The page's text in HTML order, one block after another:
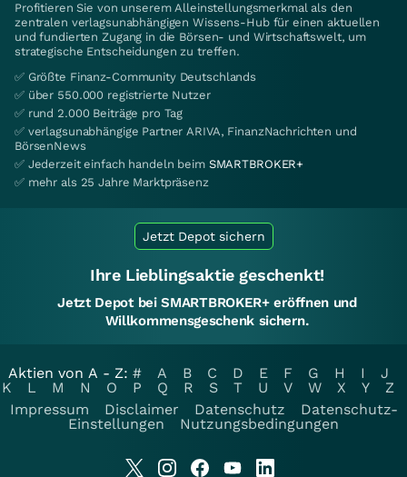
Profitieren Sie von unserem Alleinstellungsmerkmal als den
zentralen verlagsunabhängigen Wissens-Hub für einen aktuellen
und fundierten Zugang in die Börsen- und Wirtschaftswelt, um
strategische Entscheidungen zu treffen.
✅ Größte Finanz-Community Deutschlands
✅ über 550.000 registrierte Nutzer
✅ rund 2.000 Beiträge pro Tag
✅ verlagsunabhängige Partner ARIVA, FinanzNachrichten und
BörsenNews
✅ Jederzeit einfach handeln beim SMARTBROKER+
✅ mehr als 25 Jahre Marktpräsenz
Jetzt Depot sichern
Ihre Lieblingsaktie geschenkt!
Jetzt Depot bei SMARTBROKER+ eröffnen und
Willkommensgeschenk sichern.
Aktien von A - Z: # A B C D E F G H I
J
K
L M N O P Q R S T U V W X Y
Z
Impressum
Disclaimer Datenschutz
Datenschutz-
Einstellungen
Nutzungsbedingungen